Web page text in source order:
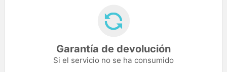
Garantía de devolución
Si el servicio no se ha consumido